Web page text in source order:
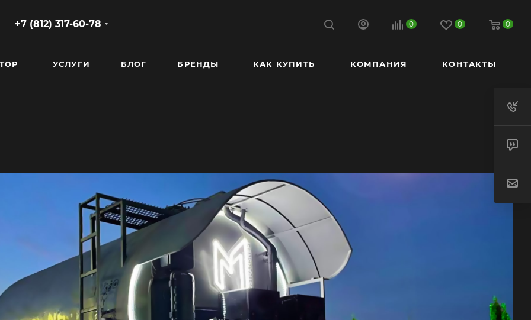
+7 (812) 317-60-78 0 0 0
УСЛУГИ БЛОГ БРЕНДЫ КАК КУПИТЬ КОМПАНИЯ КОНТАКТЫ